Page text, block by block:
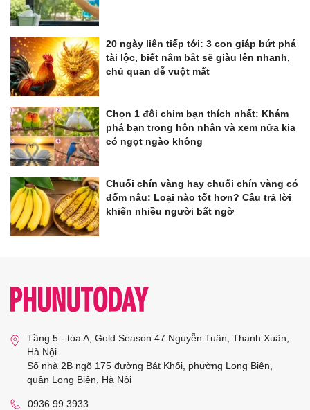
20 ngày liên tiếp tới: 3 con giáp bứt phá
tài lộc, biết nắm bắt sẽ giàu lên nhanh,
chủ quan dễ vuột mất
Chọn 1 đôi chim bạn thích nhất: Khám
phá bạn trong hôn nhân và xem nửa kia
có ngọt ngào không
Chuối chín vàng hay chuối chín vàng có
đốm nâu: Loại nào tốt hơn? Câu trả lời
khiến nhiều người bất ngờ
Tầng 5 - tòa A, Gold Season 47 Nguyễn Tuân, Thanh Xuân,
Hà Nội
Số nhà 2B ngõ 175 đường Bát Khối, phường Long Biên,
quận Long Biên, Hà Nội
0936 99 3933